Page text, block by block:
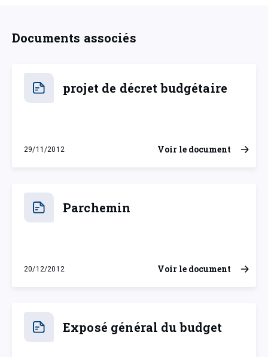
Documents associés
projet de décret budgétaire
29/11/2012
jeudi 29 novembre 2012
Voir le document
Parchemin
20/12/2012
jeudi 20 décembre 2012
Voir le document
Exposé général du budget